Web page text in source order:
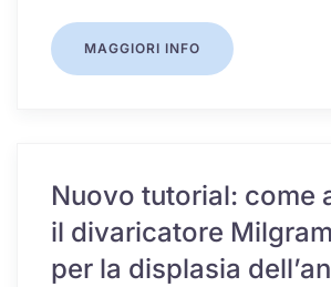
MAGGIORI INFO
Nuovo tutorial: come
il divaricatore
per la displasia